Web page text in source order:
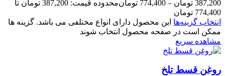
387,200 تومان –
774,400 تومان
محدوده قیمت: 387,200 تومان تا
774,400 تومان
انتخاب گزینه‌ها این محصول دارای انواع مختلفی می باشد. گزینه ها
ممکن است در صفحه محصول انتخاب شوند
مشاهده سریع
روغن قسط تلخ